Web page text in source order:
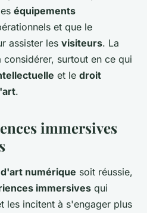
équipements
et que le
assister les visiteurs. La
considérer, surtout en ce qui
et le droit
.
immersives
numérique soit réussie,
immersives qui
les incitent à s'engager plus